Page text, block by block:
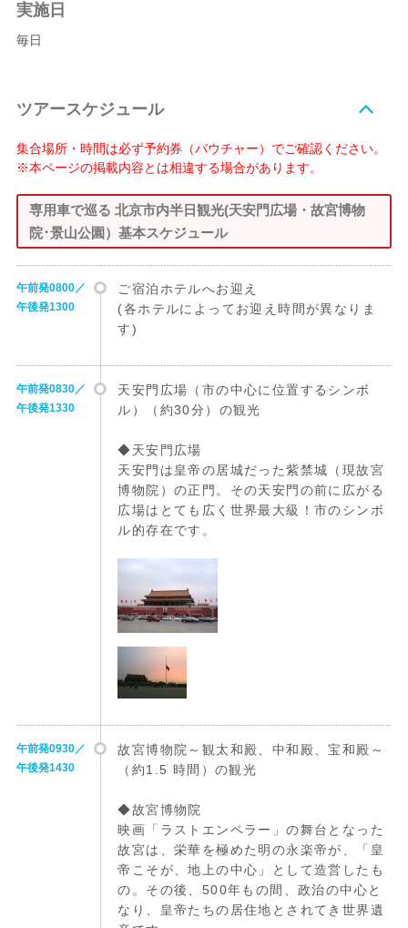
実施日
毎日
ツアースケジュール
集合場所・時間は必ず予約券（バウチャー）でご確認ください。
※本ページの掲載内容とは相違する場合があります。
専用車で巡る 北京市内半日観光(天安門広場・故宮博物
院･景山公園）基本スケジュール
午前発0800／
午後発1300
ご宿泊ホテルへお迎え
(各ホテルによってお迎え時間が異なりま
す)
午前発0830／
午後発1330
天安門広場（市の中心に位置するシンボ
ル）（約30分）の観光
◆天安門広場
天安門は皇帝の居城だった紫禁城（現故宮
博物院）の正門。その天安門の前に広がる
広場はとても広く世界最大級！市のシンボ
ル的存在です。
午前発0930／
午後発1430
故宮博物院～観太和殿、中和殿、宝和殿～
（約1.5 時間）の観光
◆故宮博物院
映画「ラストエンペラー」の舞台となった
故宮は、栄華を極めた明の永楽帝が、「皇
帝こそが、地上の中心」として造営したも
の。その後、500年もの間、政治の中心と
なり、皇帝たちの居住地とされてき世界遺